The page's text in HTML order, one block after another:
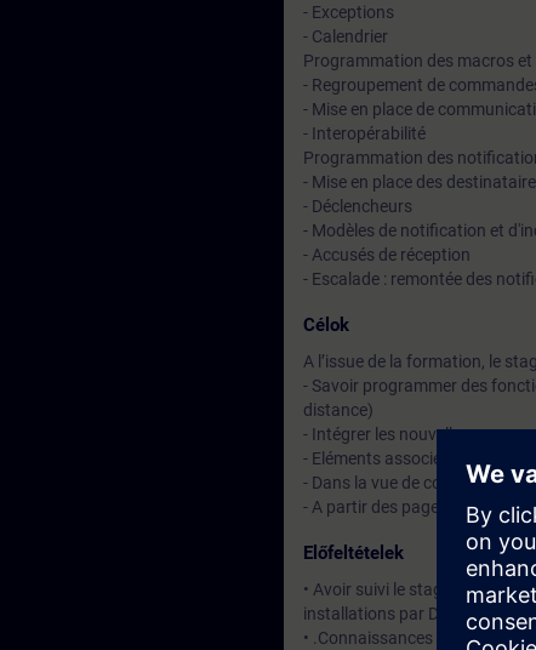
- Exceptions
- Calendrier
Programmation des macros et
- Regroupement de
- Mise en place de
- Interopérabilité
Programmation des
- Mise en place des
- Déclencheurs
- Modèles de notification et
- Accusés de réception
- Escalade : remontée des
Célok
A l’issue de la formation, le
- Savoir programmer des
distance)
- Intégrer les nouvelles
- Eléments associés
- Dans la vue de conduite
- A partir des pages graphiques
Előfeltételek
• Avoir suivi le stage
installations par Desigo CC.
• .Connaissances des